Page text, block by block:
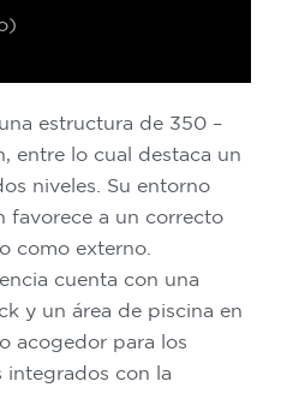
estructura de 350 –
entre lo cual destaca un
niveles. Su entorno
favorece a un correcto
como externo.
cuenta con una
y un área de piscina en
acogedor para los
integrados con la